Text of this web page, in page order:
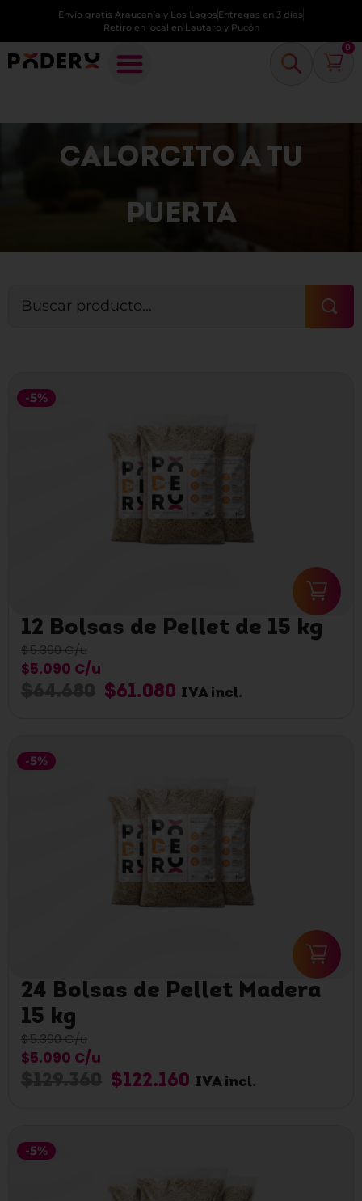
Envío gratis Araucanía y Los Lagos Entregas en 3 días
Retiro en local en Lautaro y Pucón
0
CALORCITO A TU
PUERTA
-5%
12 Bolsas de Pellet de 15 kg
$5.390 C/u
$5.090 C/u
$61.080 IVA incl.
-5%
24 Bolsas de Pellet Madera
15 kg
$5.390 C/u
$5.090 C/u
$122.160 IVA incl.
-5%